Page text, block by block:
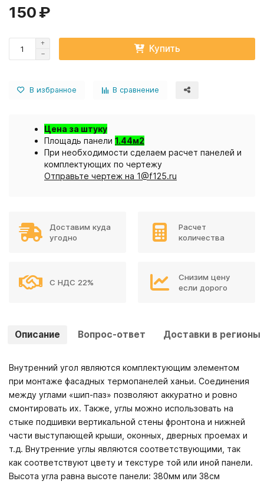
150 ₽
Купить
В избранное В сравнение
Цена за штуку
Площадь панели 1.44м2
При необходимости сделаем расчет панелей и
комплектующих по чертежу
Отправьте чертеж на 1@f125.ru
Доставим куда
угодно
Расчет
количества
С НДС 22%
Снизим цену
если дорого
Описание Вопрос-ответ Доставки в регионы
Внутренний угол являются комплектующим элементом
при монтаже фасадных термопанелей ханьи. Соединения
между углами «шип-паз» позволяют аккуратно и ровно
смонтировать их. Также, углы можно использовать на
стыке подшивки вертикальной стены фронтона и нижней
части выступающей крыши, оконных, дверных проемах и
т.д. Внутренние углы являются соответствующими, так
как соответствуют цвету и текстуре той или иной панели.
Высота угла равна высоте панели: 380мм или 38см